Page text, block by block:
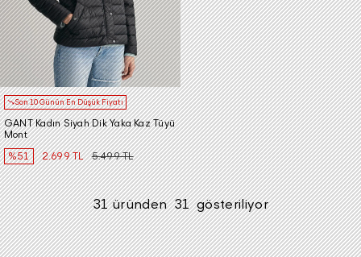
Son 10 Günün En Düşük Fiyatı
GANT Kadın Siyah Dik Yaka Kaz Tüyü
Mont
%51
2.699 TL 5.499 TL
31üründen31gösteriliyor